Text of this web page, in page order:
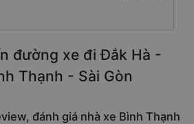
đường xe đi Đắk Hà -
Thạnh - Sài Gòn
đánh giá nhà xe Bình Thạnh